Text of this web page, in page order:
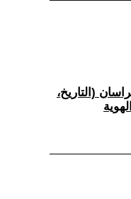
(التاريخ،